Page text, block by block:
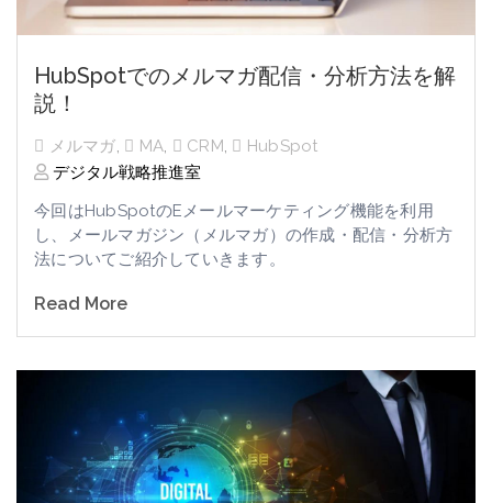
HubSpotでのメルマガ配信・分析方法を解
説！
メルマガ, MA, CRM,
HubSpot
デジタル戦略推進室
今回はHubSpotのEメールマーケティング機能を利用
し、メールマガジン（メルマガ）の作成・配信・分析方
法についてご紹介していきます。
Read More